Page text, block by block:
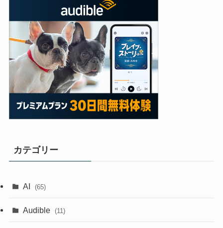
カテゴリー
AI (65)
Audible (11)